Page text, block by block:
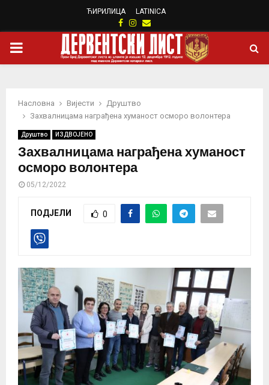
ЋИРИЛИЦА LATINICA
Facebook
Instagram
Email
PRIMARY
Насловна Вијести
Друштво
Захвалницама награђена хуманост осморо волонтера
Друштво ИЗДВОЈЕНО
Захвалницама награђена хуманост
осморо волонтера
05/12/2022
ПОДЈЕЛИ 0